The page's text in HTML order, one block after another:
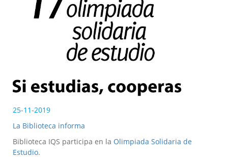
25-11-2019
La Biblioteca informa
Biblioteca IQS participa en la Olimpiada Solidaria de
Estudio.